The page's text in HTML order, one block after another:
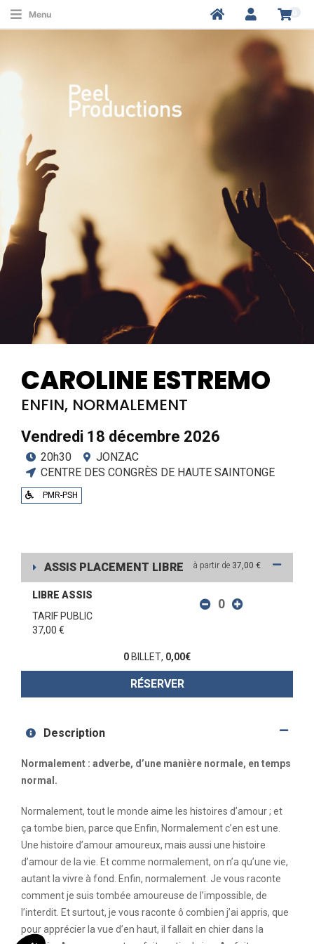
Menu
CAROLINE ESTREMO
ENFIN, NORMALEMENT
Vendredi 18 décembre 2026
20h30
JONZAC
CENTRE DES CONGRÈS DE HAUTE SAINTONGE
PMR-PSH
ASSIS PLACEMENT LIBRE à partir de 37,00 €
LIBRE ASSIS
TARIF PUBLIC
37,00 €
0 BILLET, 0,00€
RÉSERVER
Description
Normalement : adverbe, d’une manière normale, en temps
normal.
Normalement, tout le monde aime les histoires d’amour ; et
ça tombe bien, parce que Enfin, Normalement c’en est une.
Une histoire d’amour amoureux, mais aussi une histoire
d’amour de la vie. Et comme normalement, on n’a qu’une vie,
autant la vivre à fond. Enfin, normalement. Je vous raconte
comment je suis tombée amoureuse de l’impossible, de
l’interdit. Et surtout, je vous raconte ô combien j’ai appris, que
pour apprécier la vue d’en haut, il fallait en chier dans la